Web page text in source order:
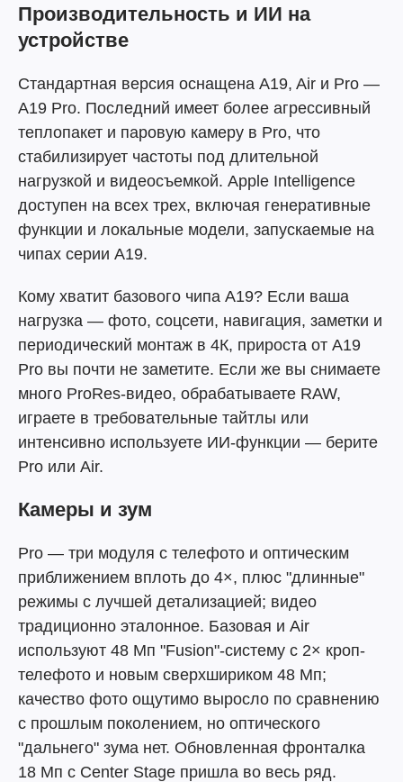
Производительность и ИИ на
устройстве
Стандартная версия оснащена A19, Air и Pro —
A19 Pro. Последний имеет более агрессивный
теплопакет и паровую камеру в Pro, что
стабилизирует частоты под длительной
нагрузкой и видеосъемкой. Apple Intelligence
доступен на всех трех, включая генеративные
функции и локальные модели, запускаемые на
чипах серии A19.
Кому хватит базового чипа A19? Если ваша
нагрузка — фото, соцсети, навигация, заметки и
периодический монтаж в 4К, прироста от A19
Pro вы почти не заметите. Если же вы снимаете
много ProRes-видео, обрабатываете RAW,
играете в требовательные тайтлы или
интенсивно используете ИИ-функции — берите
Pro или Air.
Камеры и зум
Pro — три модуля с телефото и оптическим
приближением вплоть до 4×, плюс "длинные"
режимы с лучшей детализацией; видео
традиционно эталонное. Базовая и Air
используют 48 Мп "Fusion"-систему с 2× кроп-
телефото и новым сверхшириком 48 Мп;
качество фото ощутимо выросло по сравнению
с прошлым поколением, но оптического
"дальнего" зума нет. Обновленная фронталка
18 Мп с Center Stage пришла во весь ряд.